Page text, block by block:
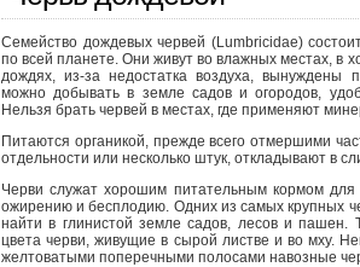
Семейство дождевых червей (Lumbricidae)
по всей планете. Они живут во влажных местах, в
дождях, из-за недостатка воздуха, вынуждены
можно добывать в земле садов и огородов,
Нельзя брать червей в местах, где применяют
Питаются органикой, прежде всего отмершими
отдельности или несколько штук, откладывают в
Черви служат хорошим питательным кормом
ожирению и бесплодию. Одних из самых крупных
найти в глинистой земле садов, лесов и
цвета черви, живущие в сырой листве и во мху.
желтоватыми поперечными полосами навозные